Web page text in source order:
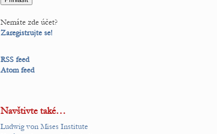
Nemáte zde účet?
Zaregistrujte se!
RSS feed
Atom feed
Navštivte také…
Ludwig von Mises Institute